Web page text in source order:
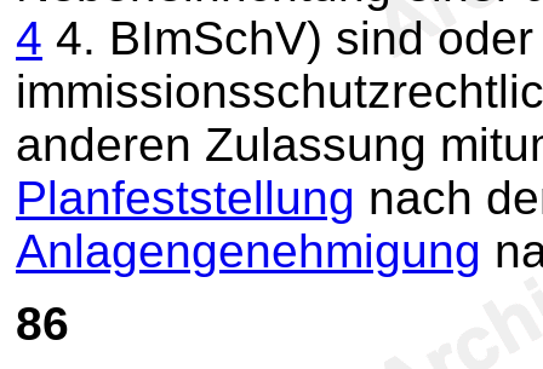
4 4. BImSchV) sind
anderen Zulassung
Planfeststellung nach
Anlagengenehmigung
86